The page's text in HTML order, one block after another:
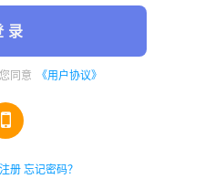
录
同意 《用户协议》
注册忘记密码？